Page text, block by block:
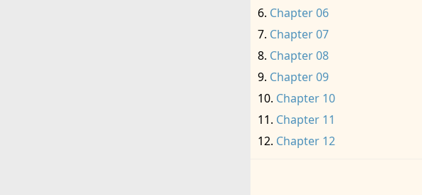
Chapter 06
Chapter 07
Chapter 08
Chapter 09
Chapter 10
Chapter 11
Chapter 12